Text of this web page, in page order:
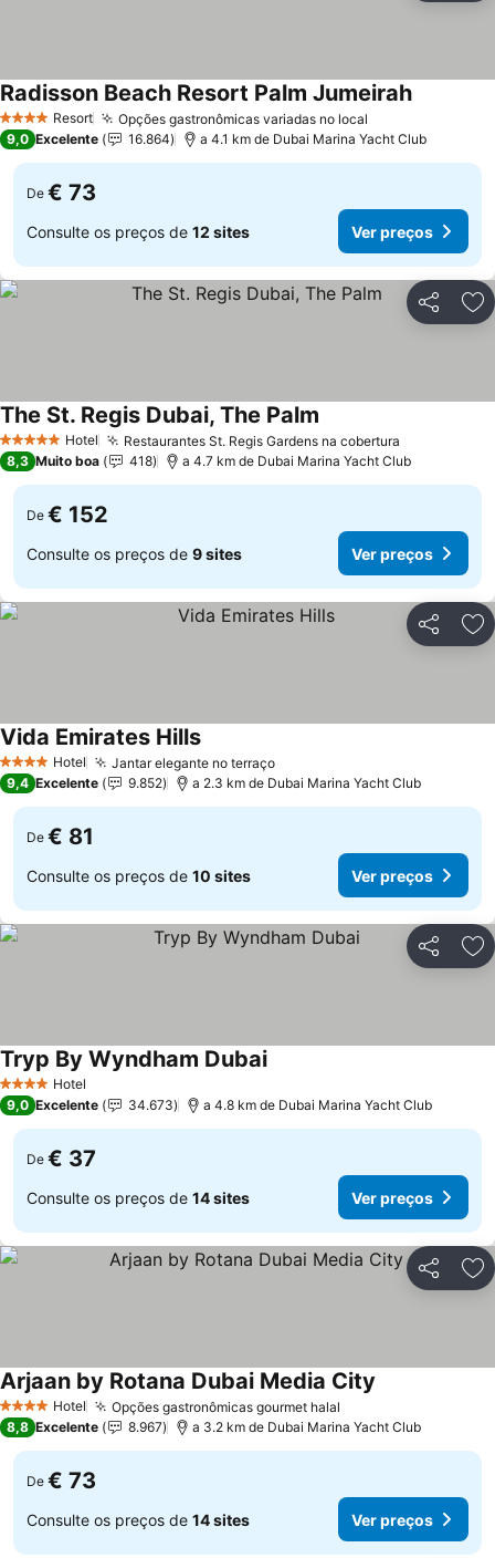
4 EstrelasResort Opções gastronômicas variadas no local
Radisson Beach Resort Palm Jumeirah
9,0 Excelente 16.864 a 4.1 km de Dubai Marina Yacht Club
De € 73
Consulte os preços de 12 sites Ver preços
Partilhar
5 Estrelas Hotel Restaurantes St. Regis Gardens na cobertura
The St. Regis Dubai, The Palm
8,3 Muito boa 418 a 4.7 km de Dubai Marina Yacht Club
De € 152
Consulte os preços de 9 sites Ver preços
Partilhar
4 EstrelasHotel Jantar elegante no terraço
Vida Emirates Hills
9,4 Excelente 9.852 a 2.3 km de Dubai Marina Yacht Club
De € 81
Consulte os preços de 10 sites Ver preços
Partilhar
4 EstrelasHotel
Tryp By Wyndham Dubai
9,0 Excelente 34.673 a 4.8 km de Dubai Marina Yacht Club
De € 37
Consulte os preços de 14 sites Ver preços
Partilhar
4 EstrelasHotel Opções gastronômicas gourmet halal
Arjaan by Rotana Dubai Media City
8,8 Excelente 8.967 a 3.2 km de Dubai Marina Yacht Club
De € 73
Consulte os preços de 14 sites Ver preços